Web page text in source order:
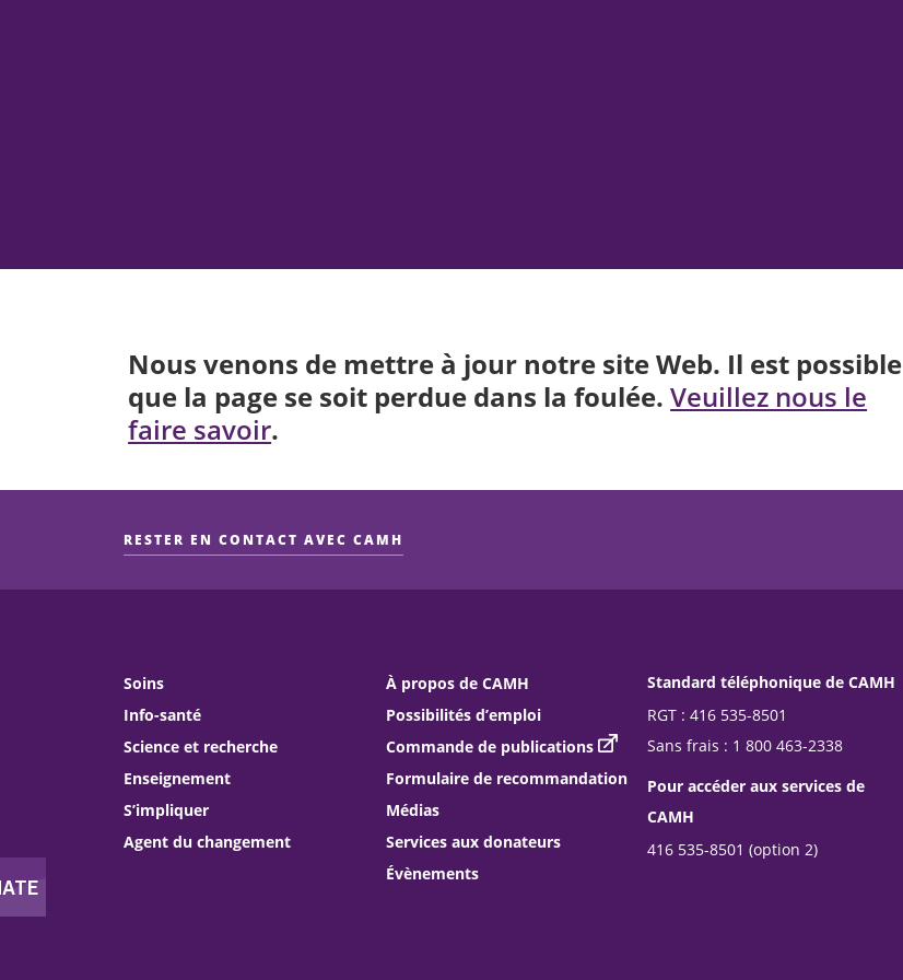
Nous venons de mettre à jour notre site Web. Il est possible
que la page se soit perdue dans la foulée.Veuillez nous le
faire savoir.
RESTER EN CONTACT AVEC CAMH
Soins
Info-santé
Science et recherche
Enseignement
S’impliquer
Agent du changement
À propos de CAMH
Possibilités d’emploi
Commande de publications
Formulaire de recommandation
Médias
Services aux donateurs
Évènements
Standard téléphonique de CAMH
RGT : 416 535-8501
Sans frais : 1 800 463-2338
Pour accéder aux services de
CAMH
416 535-8501 (option 2)